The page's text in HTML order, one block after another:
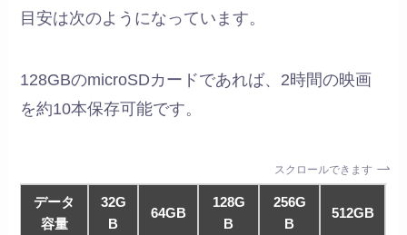
目安は次のようになっています。
128GBのmicroSDカードであれば、2時間の映画
を約10本保存可能です。
スクロールできます
データ
容量
32G
B
64GB
128G
B
256G
B
512GB